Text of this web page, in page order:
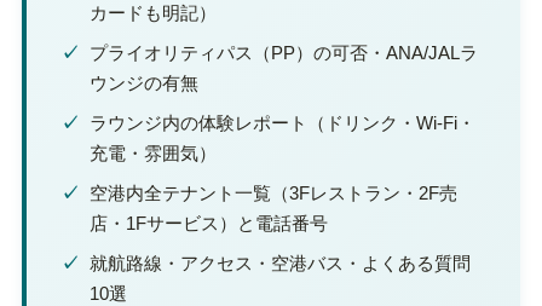
カードも明記）
✓
プライオリティパス（PP）の可否・ANA/JALラ
ウンジの有無
✓
ラウンジ内の体験レポート（ドリンク・Wi-Fi・
充電・雰囲気）
✓
空港内全テナント一覧（3Fレストラン・2F売
店・1Fサービス）と電話番号
✓ 就航路線・アクセス・空港バス・よくある質問
10選